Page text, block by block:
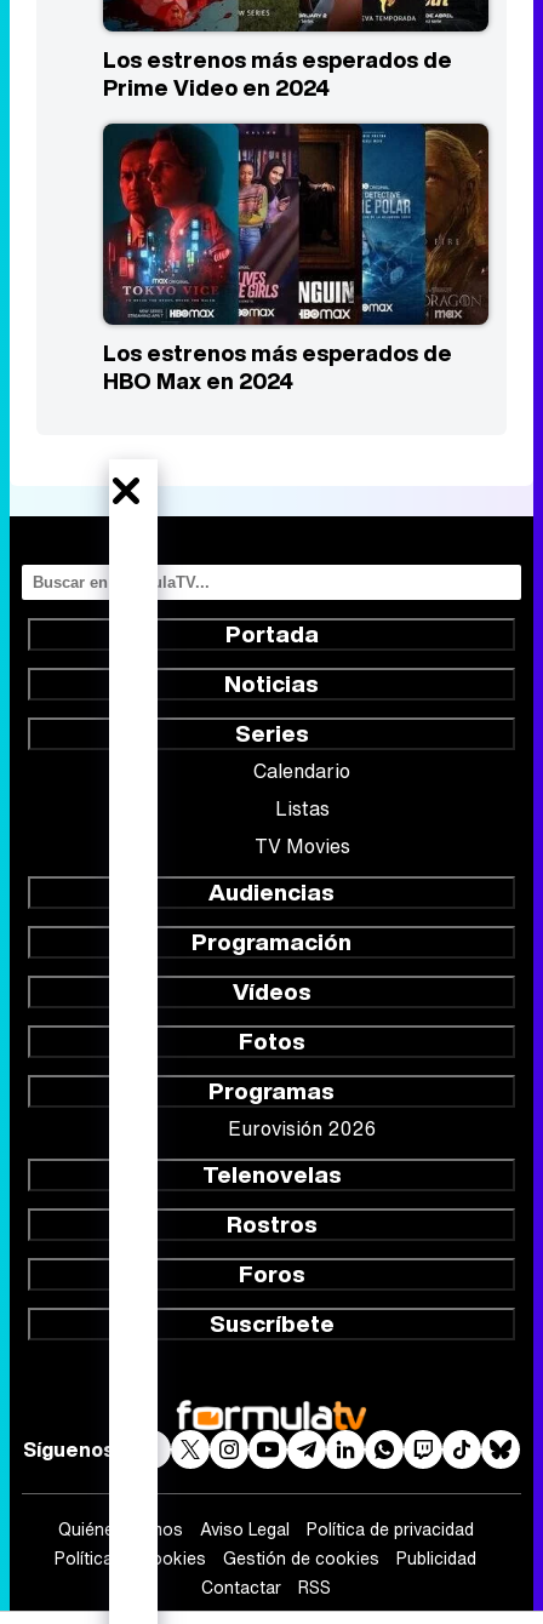
Los estrenos más esperados de
Prime Video en 2024
Los estrenos más esperados de
HBO Max en 2024
Portada
Noticias
Series
Calendario
Listas
TV Movies
Audiencias
Programación
Vídeos
Fotos
Programas
Eurovisión 2026
Telenovelas
Rostros
Foros
Suscríbete
Síguenos
Quiénes somos Aviso Legal
Política de privacidad
Política de cookies
Gestión de cookies
Publicidad
Contactar
RSS